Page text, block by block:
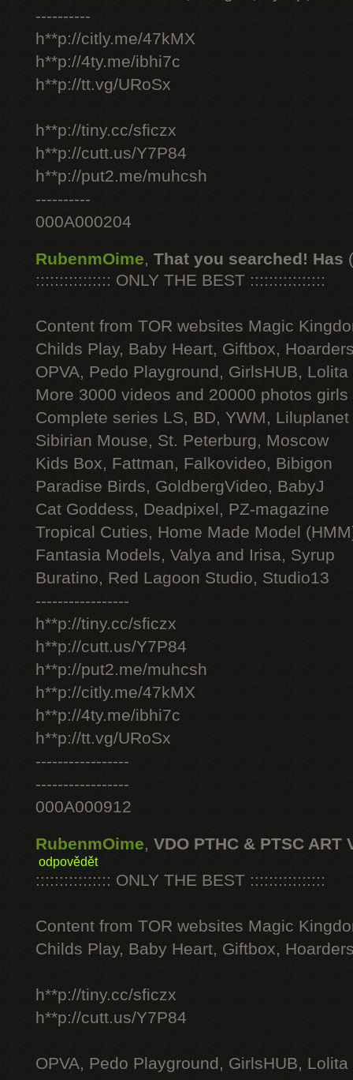
----------
h**p://citly.me/47kMX
h**p://4ty.me/ibhi7c
h**p://tt.vg/URoSx
h**p://tiny.cc/sficzx
h**p://cutt.us/Y7P84
h**p://put2.me/muhcsh
----------
000A000204
RubenmOime, That you searched! Has
:::::::::::::::: ONLY THE BEST ::::::::::::::::
Content from TOR websites Magic
Childs Play, Baby Heart, Giftbox,
OPVA, Pedo Playground, GirlsHUB, Lolita
More 3000 videos and 20000 photos
Complete series LS, BD, YWM, Liluplanet
Sibirian Mouse, St. Peterburg, Moscow
Kids Box, Fattman, Falkovideo, Bibigon
Paradise Birds, GoldbergVideo, BabyJ
Cat Goddess, Deadpixel, PZ-magazine
Tropical Cuties, Home Made Model
Fantasia Models, Valya and Irisa, Syrup
Buratino, Red Lagoon Studio, Studio13
-----------------
h**p://tiny.cc/sficzx
h**p://cutt.us/Y7P84
h**p://put2.me/muhcsh
h**p://citly.me/47kMX
h**p://4ty.me/ibhi7c
h**p://tt.vg/URoSx
-----------------
-----------------
000A000912
RubenmOime, VDO PTHC & PTSC ART
odpovědět
:::::::::::::::: ONLY THE BEST ::::::::::::::::
Content from TOR websites Magic
Childs Play, Baby Heart, Giftbox,
h**p://tiny.cc/sficzx
h**p://cutt.us/Y7P84
OPVA, Pedo Playground, GirlsHUB, Lolita